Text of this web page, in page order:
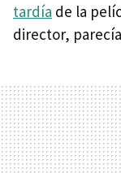
tardía de la
director,